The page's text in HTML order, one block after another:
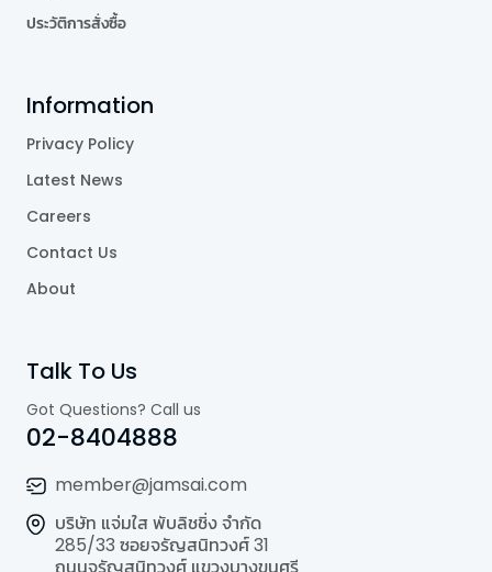
ประวัติการสั่งซื้อ
Information
Privacy Policy
Latest News
Careers
Contact Us
About
Talk To Us
Got Questions? Call us
02-8404888
member@jamsai.com
บริษัท แจ่มใส พับลิชชิ่ง จำกัด
285/33 ซอยจรัญสนิทวงศ์ 31